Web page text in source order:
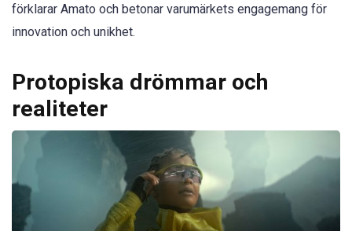
förklarar Amato och betonar varumärkets engagemang för
innovation och unikhet.
Protopiska drömmar och
realiteter